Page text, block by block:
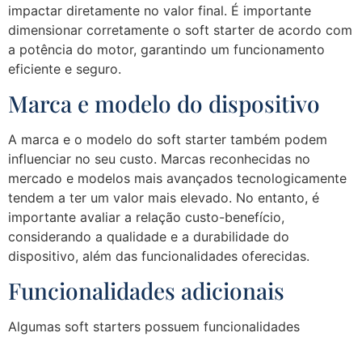
impactar diretamente no valor final. É importante
dimensionar corretamente o soft starter de acordo com
a potência do motor, garantindo um funcionamento
eficiente e seguro.
Marca e modelo do dispositivo
A marca e o modelo do soft starter também podem
influenciar no seu custo. Marcas reconhecidas no
mercado e modelos mais avançados tecnologicamente
tendem a ter um valor mais elevado. No entanto, é
importante avaliar a relação custo-benefício,
considerando a qualidade e a durabilidade do
dispositivo, além das funcionalidades oferecidas.
Funcionalidades adicionais
Algumas soft starters possuem funcionalidades